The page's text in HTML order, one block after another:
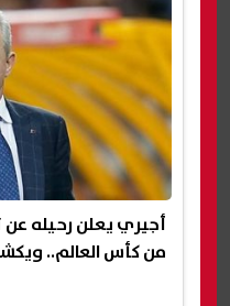
أجيري يعلن رحيله عن
من كأس العالم..